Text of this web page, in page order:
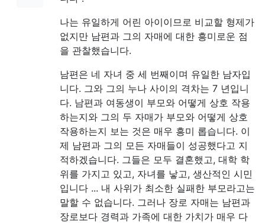
나는 유일하게 어린 아이이므로 비교할 형제가
없지만 남편과 그의 자매에 대한 흥미로운 점
을 관찰했습니다.
남편은 네 자녀 중 세 번째이며 유일한 남자입
니다. 그와 그의 누나 사이의 격차는 7 년입니
다. 남편과 여동생이 부모와 어떻게 상호 작용
하는지와 그의 두 자매가 부모와 어떻게 상호
작용하는지 보는 것은 매우 흥미 롭습니다. 이
제 남편과 그의 모든 자매들이 성공했다고 지
적하겠습니다. 그들은 모두 결혼했고, 대학 학
위를 가지고 있고, 자녀를 낳고, 생산적인 시민
입니다 ... 내 사위가 최소한 실패한 부모라고는
말할 수 없습니다. 그러나 장로 자매는 남편과
장로보다 경력과 가족에 대한 가치가 매우 다